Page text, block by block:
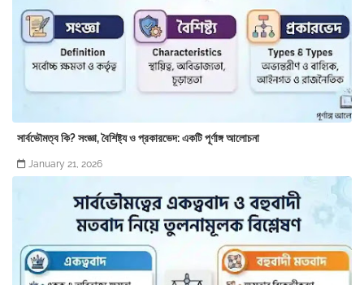
সার্বভৌমত্ব কি? সংজ্ঞা, বৈশিষ্ট্য ও প্রকারভেদ: একটি পূর্ণাঙ্গ আলোচনা
January 21, 2026